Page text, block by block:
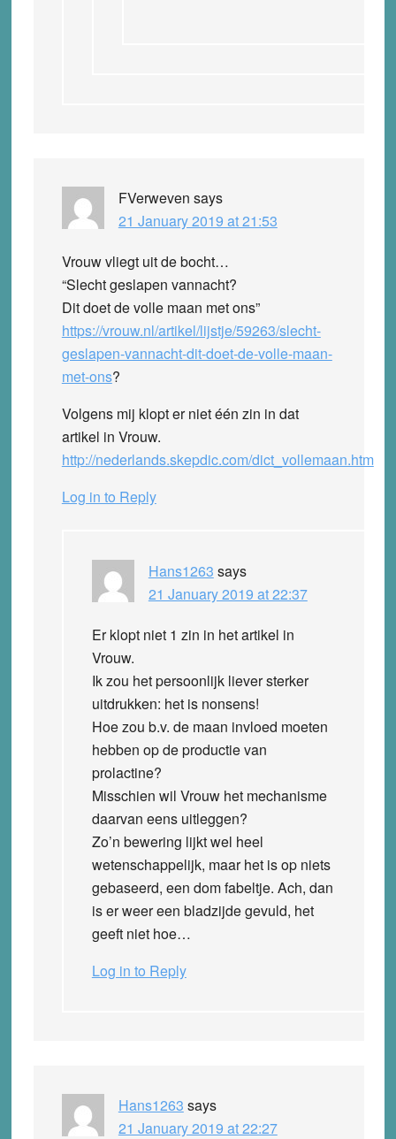
FVerweven says
21 January 2019 at 21:53
Vrouw vliegt uit de bocht…
“Slecht geslapen vannacht?
Dit doet de volle maan met ons”
https://vrouw.nl/artikel/lijstje/59263/slecht-
geslapen-vannacht-dit-doet-de-volle-maan-
met-ons?
Volgens mij klopt er niet één zin in dat
artikel in Vrouw.
http://nederlands.skepdic.com/dict_vollemaan.htm
Log in to Reply
Hans1263 says
21 January 2019 at 22:37
Er klopt niet 1 zin in het artikel in
Vrouw.
Ik zou het persoonlijk liever sterker
uitdrukken: het is nonsens!
Hoe zou b.v. de maan invloed moeten
hebben op de productie van
prolactine?
Misschien wil Vrouw het mechanisme
daarvan eens uitleggen?
Zo’n bewering lijkt wel heel
wetenschappelijk, maar het is op niets
gebaseerd, een dom fabeltje. Ach, dan
is er weer een bladzijde gevuld, het
geeft niet hoe…
Log in to Reply
Hans1263 says
21 January 2019 at 22:27